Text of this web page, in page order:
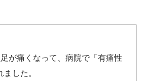
が痛くなって、病院で「有痛性
した。